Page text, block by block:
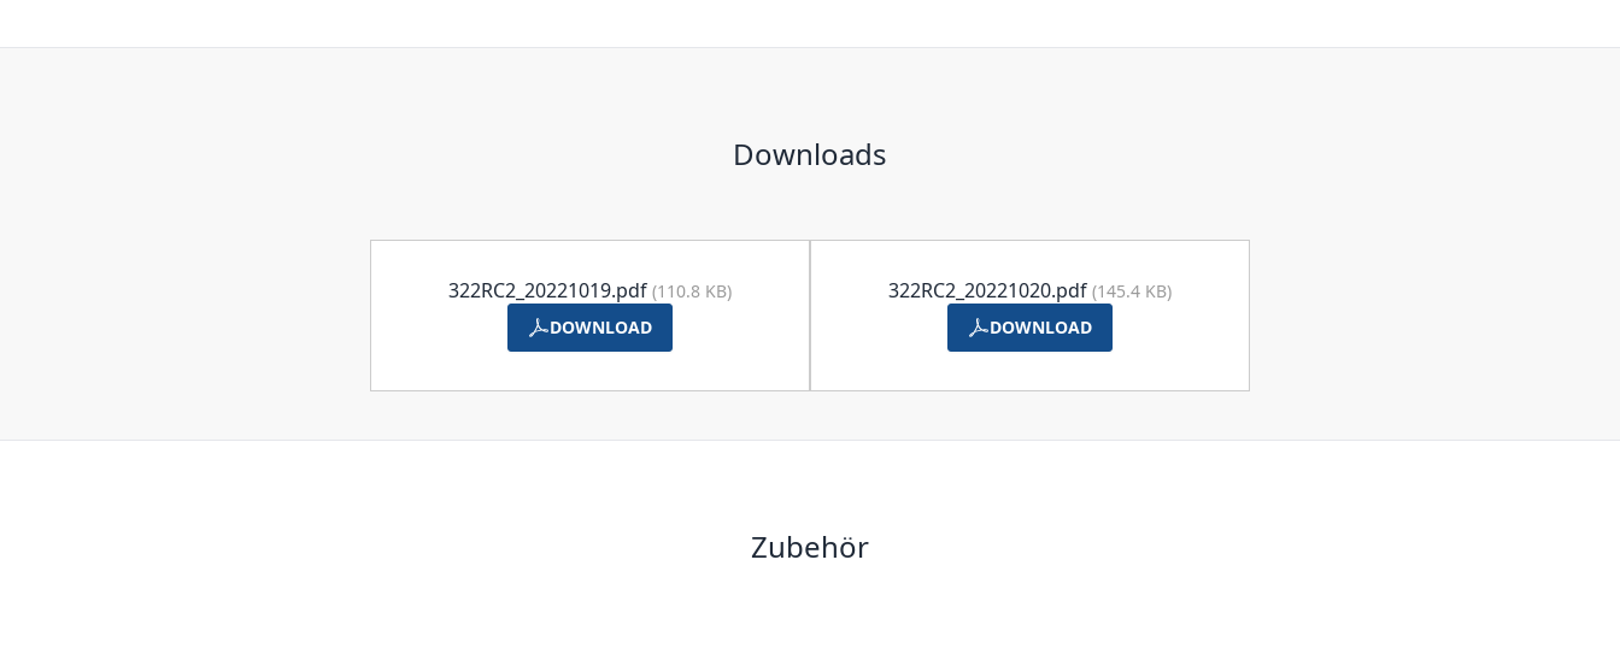
Downloads
322RC2_20221019.pdf (110.8 KB)
DOWNLOAD
322RC2_20221020.pdf (145.4 KB)
DOWNLOAD
Zubehör